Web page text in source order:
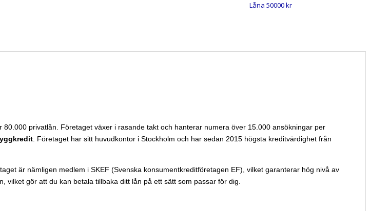
Låna 50000 kr
privatlån. Företaget växer i rasande takt och hanterar numera över 15.000 ansökningar per
. Företaget har sitt huvudkontor i Stockholm och har sedan 2015 högsta kreditvärdighet från
är nämligen medlem i SKEF (Svenska konsumentkreditföretagen EF), vilket garanterar hög nivå av
gör att du kan betala tillbaka ditt lån på ett sätt som passar för dig.